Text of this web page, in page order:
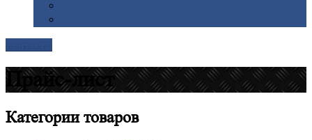
Прайс-лист
Категориитоваров